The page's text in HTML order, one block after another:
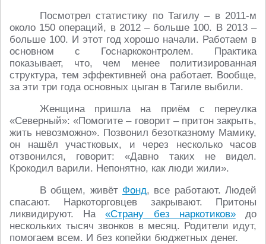
Посмотрел статистику по Тагилу – в 2011-м
около 150 операций, в 2012 – больше 100. В 2013 –
больше 100. И этот год хорошо начали. Работаем в
основном с Госнаркоконтролем. Практика
показывает, что, чем менее политизированная
структура, тем эффективней она работает. Вообще,
за эти три года основных цыган в Тагиле выбили.
Женщина пришла на приём с переулка
«Северный»: «Помогите – говорит – притон закрыть,
жить невозможно». Позвонил безотказному Мамику,
он нашёл участковых, и через несколько часов
отзвонился, говорит: «Давно таких не видел.
Крокодил варили. Непонятно, как люди жили».
В общем, живёт Фонд, все работают. Людей
спасают. Наркоторговцев закрывают. Притоны
ликвидируют. На«Страну без наркотиков»до
нескольких тысяч звонков в месяц. Родители идут,
помогаем всем. И без копейки бюджетных денег.